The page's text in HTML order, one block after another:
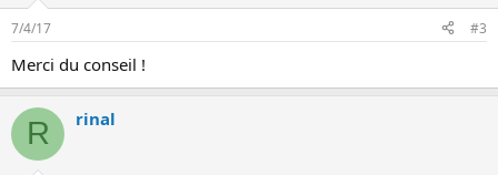
7/4/17 #3
Merci du conseil !
R rinal